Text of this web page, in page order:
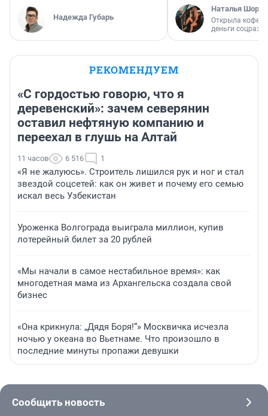
Надежда Губарь
Наталья
Открыла
деньги
РЕКОМЕНДУЕМ
«С гордостью говорю, что я
деревенский»: зачем северянин
оставил нефтяную компанию и
переехал в глушь на Алтай
11 часов 6 516 1
«Я не жалуюсь». Строитель лишился рук и ног и стал
звездой соцсетей: как он живет и почему его семью
искал весь Узбекистан
Уроженка Волгограда выиграла миллион, купив
лотерейный билет за 20 рублей
«Мы начали в самое нестабильное время»: как
многодетная мама из Архангельска создала свой
бизнес
«Она крикнула: „Дядя Боря!“» Москвичка исчезла
ночью у океана во Вьетнаме. Что произошло в
последние минуты пропажи девушки
Сообщить новость